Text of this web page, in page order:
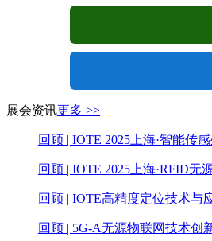
展会资讯更多 >>
回顾 | IOTE 2025上海·智能传
回顾 | IOTE 2025上海·RFID
回顾 | IOTE高精度定位技术与
回顾 | 5G-A无源物联网技术创